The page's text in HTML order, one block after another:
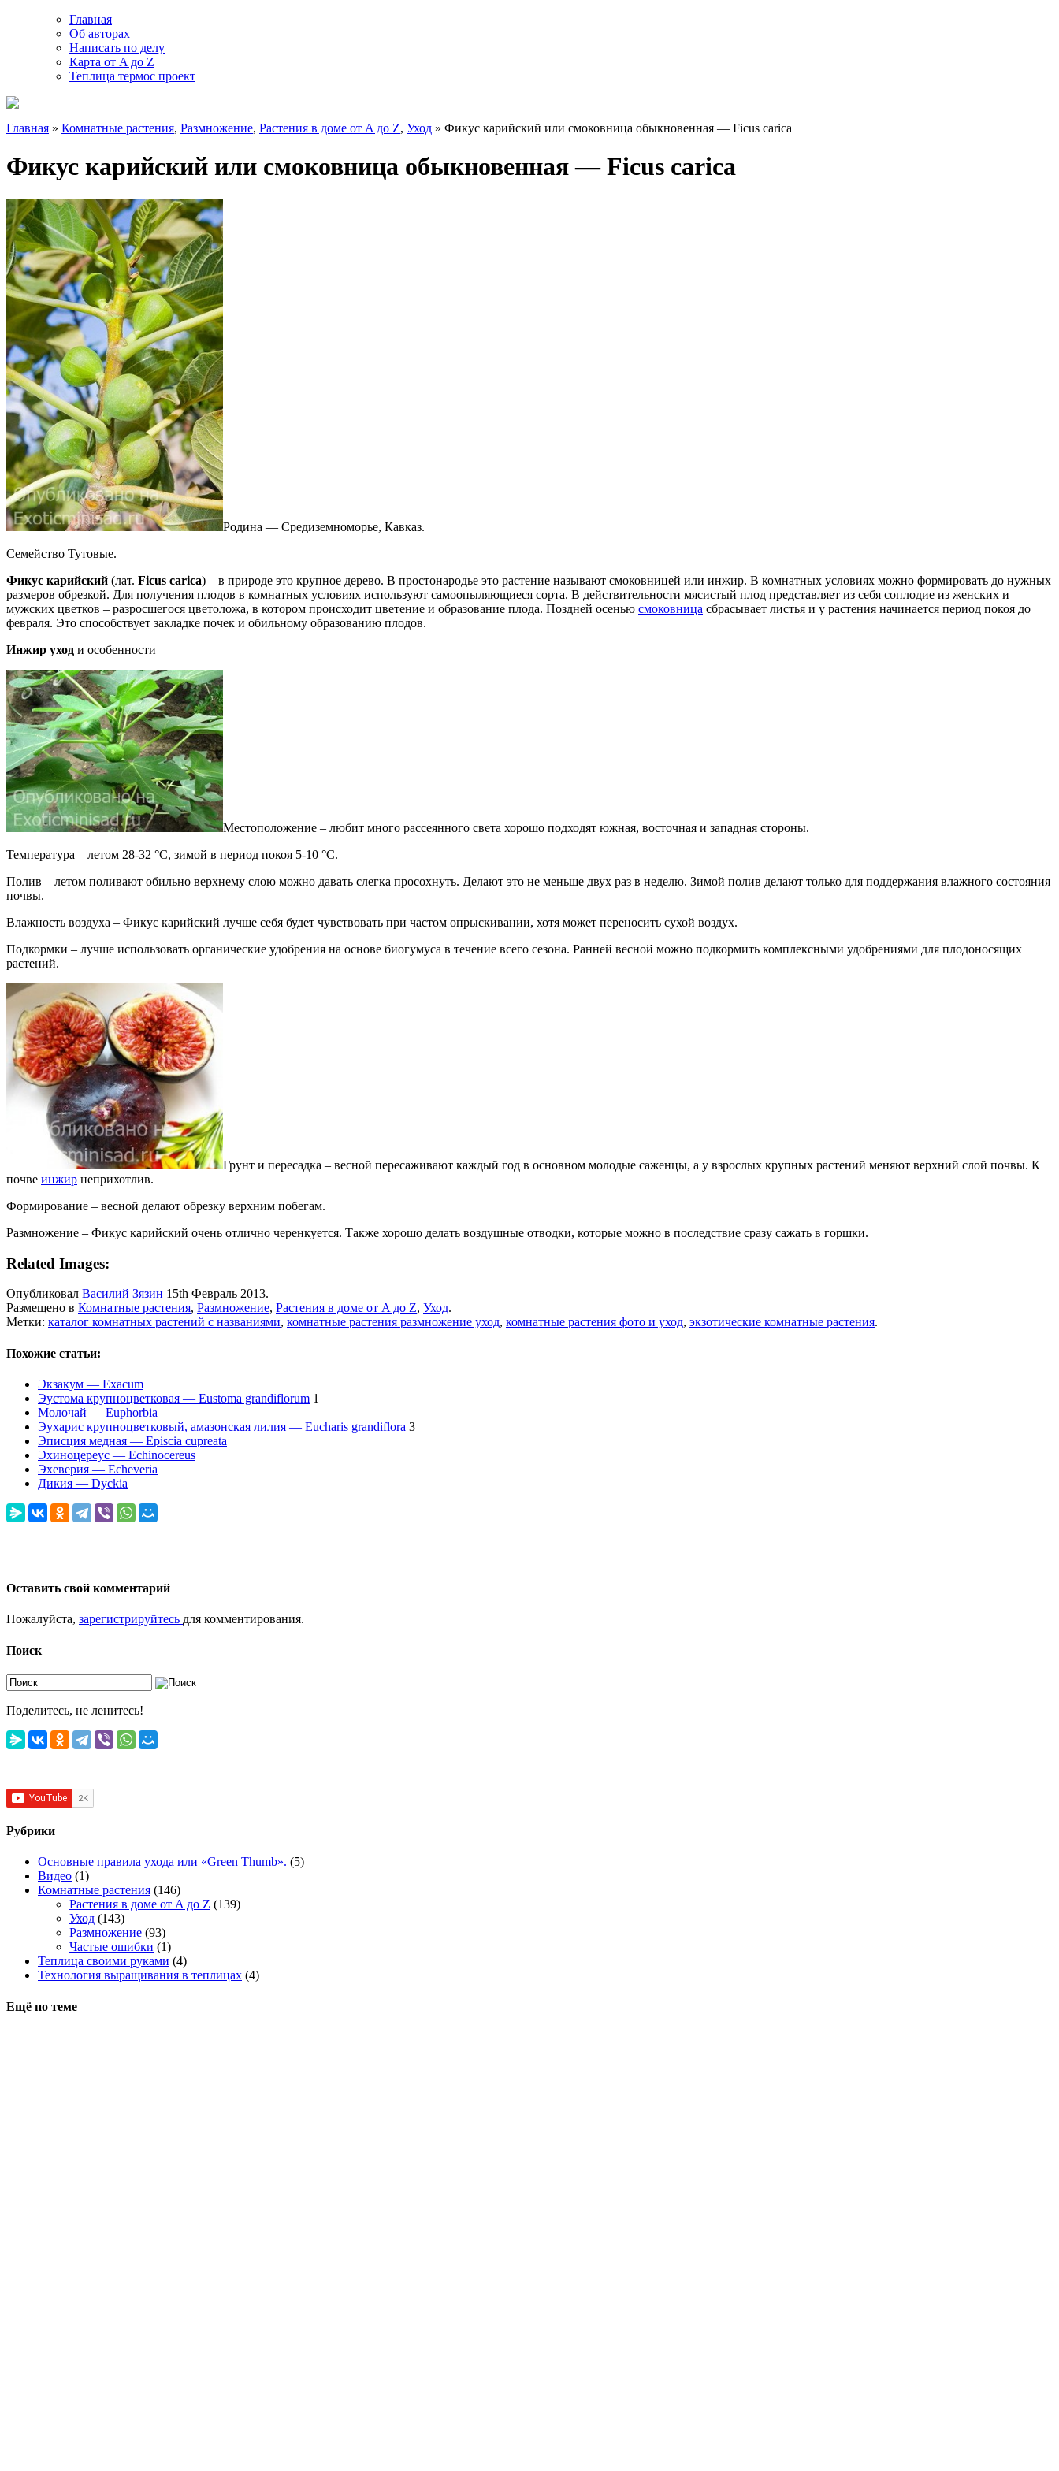
Главная
Об авторах
Написать по делу
Карта от A до Z
Теплица термос проект
Главная » Комнатные растения, Размножение, Растения в доме от A до Z, Уход » Фикус карийский или смоковница обыкновенная — Ficus carica
Фикус карийский или смоковница обыкновенная — Ficus carica
Родина — Средиземноморье, Кавказ.
Семейство Тутовые.
Фикус карийский (лат. Ficus carica) – в природе это крупное дерево. В простонародье это растение называют смоковницей или инжир. В комнатных условиях можно формировать до нужных
размеров обрезкой. Для получения плодов в комнатных условиях используют самоопыляющиеся сорта. В действительности мясистый плод представляет из себя соплодие из женских и
мужских цветков – разросшегося цветоложа, в котором происходит цветение и образование плода. Поздней осенью смоковница сбрасывает листья и у растения начинается период покоя до
февраля. Это способствует закладке почек и обильному образованию плодов.
Инжир уход и особенности
Местоположение – любит много рассеянного света хорошо подходят южная, восточная и западная стороны.
Температура – летом 28-32 °С, зимой в период покоя 5-10 °С.
Полив – летом поливают обильно верхнему слою можно давать слегка просохнуть. Делают это не меньше двух раз в неделю. Зимой полив делают только для поддержания влажного состояния
почвы.
Влажность воздуха – Фикус карийский лучше себя будет чувствовать при частом опрыскивании, хотя может переносить сухой воздух.
Подкормки – лучше использовать органические удобрения на основе биогумуса в течение всего сезона. Ранней весной можно подкормить комплексными удобрениями для плодоносящих
растений.
Грунт и пересадка – весной пересаживают каждый год в основном молодые саженцы, а у взрослых крупных растений меняют верхний слой почвы. К
почве инжир неприхотлив.
Формирование – весной делают обрезку верхним побегам.
Размножение – Фикус карийский очень отлично черенкуется. Также хорошо делать воздушные отводки, которые можно в последствие сразу сажать в горшки.
Related Images:
Опубликовал Василий Зязин 15th Февраль 2013.
Размещено в Комнатные растения, Размножение, Растения в доме от A до Z, Уход.
Метки: каталог комнатных растений с названиями, комнатные растения размножение уход, комнатные растения фото и уход, экзотические комнатные растения.
Похожие статьи:
Экзакум — Exacum
Эустома крупноцветковая — Eustoma grandiflorum 1
Молочай — Euphorbia
Эухарис крупноцветковый, амазонская лилия — Eucharis grandiflora 3
Эписция медная — Episcia cupreata
Эхиноцереус — Echinocereus
Эхеверия — Echeveria
Дикия — Dyckia
Оставить свой комментарий
Пожалуйста, зарегистрируйтесь для комментирования.
Поиск
Поделитесь, не ленитесь!
Рубрики
Основные правила ухода или «Green Thumb». (5)
Видео (1)
Комнатные растения (146)
Растения в доме от A до Z (139)
Уход (143)
Размножение (93)
Частые ошибки (1)
Теплица своими руками (4)
Технология выращивания в теплицах (4)
Ещё по теме